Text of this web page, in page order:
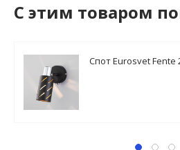
C этим товаром
Спот Eurosvet